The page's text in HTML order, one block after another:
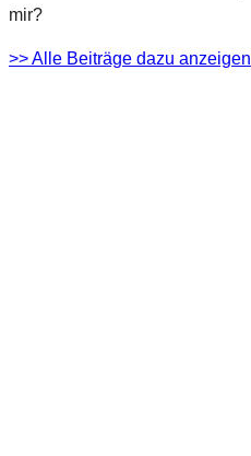
mir?
>> Alle Beiträge dazu anzeigen